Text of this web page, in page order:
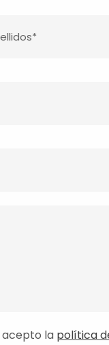
acepto la política